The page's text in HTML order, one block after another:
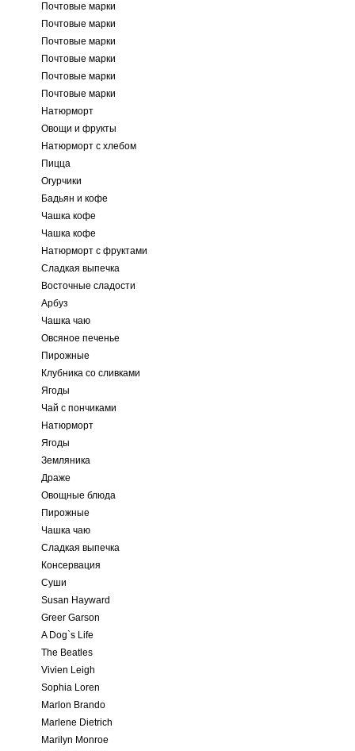
Почтовые марки
Почтовые марки
Почтовые марки
Почтовые марки
Почтовые марки
Почтовые марки
Натюрморт
Овощи и фрукты
Натюрморт с хлебом
Пицца
Огурчики
Бадьян и кофе
Чашка кофе
Чашка кофе
Натюрморт с фруктами
Сладкая выпечка
Восточные сладости
Арбуз
Чашка чаю
Овсяное печенье
Пирожные
Клубника со сливками
Ягоды
Чай с пончиками
Натюрморт
Ягоды
Земляника
Драже
Овощные блюда
Пирожные
Чашка чаю
Сладкая выпечка
Консервация
Суши
Susan Hayward
Greer Garson
A Dog`s Life
The Beatles
Vivien Leigh
Sophia Loren
Marlon Brando
Marlene Dietrich
Marilyn Monroe